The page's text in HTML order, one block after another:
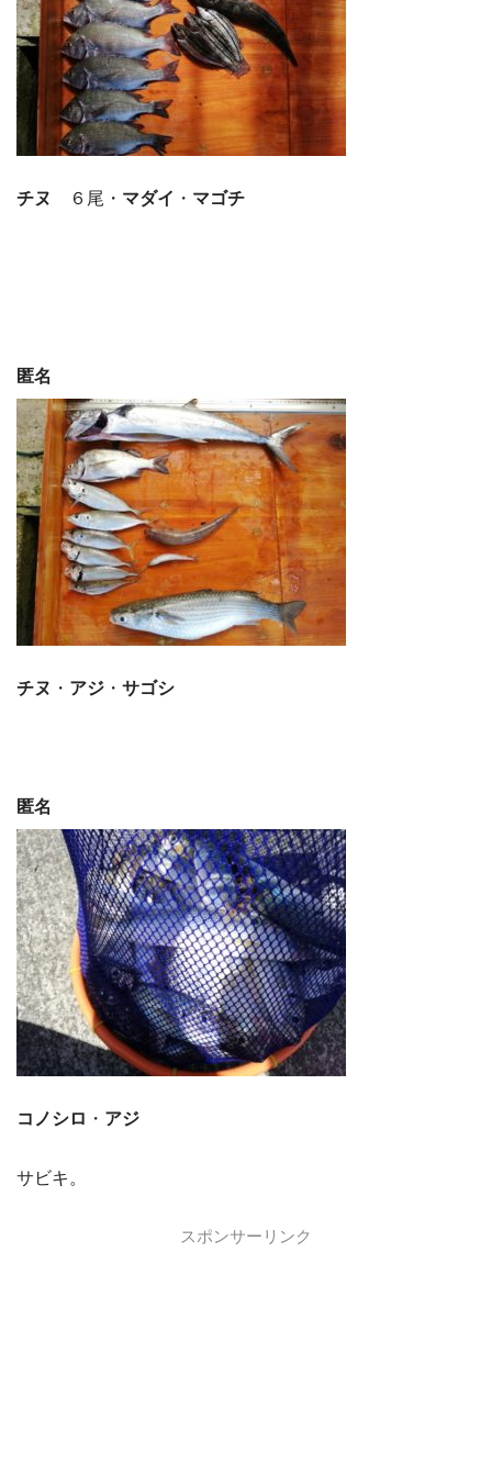
チヌ ６尾・ マダイ ・ マゴチ
匿名
チヌ ・ アジ ・ サゴシ
匿名
コノシロ ・ アジ
サビキ。
スポンサーリンク